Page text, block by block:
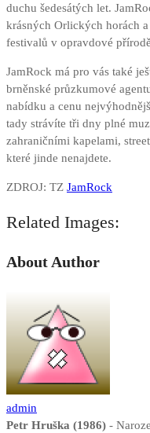
duchu šedesátých let.
krásných Orlických horách
festivalů v opravdové
JamRock má pro vás také
brněnské průzkumové
nabídku a cenu
tady strávíte tři dny plné
zahraničními kapelami,
které jinde nenajdete.
ZDROJ: TZ JamRock
Related Images:
About Author
admin
Petr Hruška (1986) -